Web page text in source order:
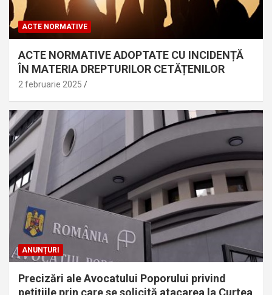
ACTE NORMATIVE
ACTE NORMATIVE ADOPTATE CU INCIDENȚĂ
ÎN MATERIA DREPTURILOR CETĂȚENILOR
2 februarie 2025
ANUNȚURI
Precizări ale Avocatului Poporului privind
petițiile prin care se solicită atacarea la Curtea